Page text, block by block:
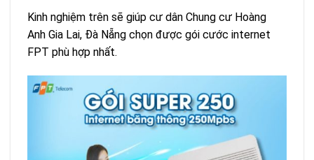
Kinh nghiệm trên sẽ giúp cư dân Chung cư Hoàng
Anh Gia Lai, Đà Nẵng chọn được gói cước internet
FPT phù hợp nhất.